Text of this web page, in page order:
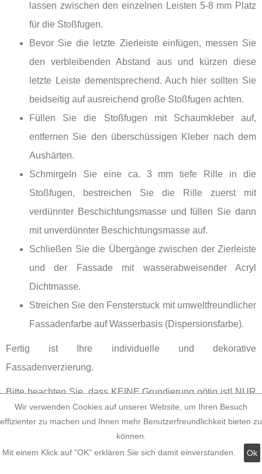
lassen zwischen den einzelnen Leisten 5-8 mm Platz
für die Stoßfugen.
Bevor Sie die letzte Zierleiste einfügen, messen Sie
den verbleibenden Abstand aus und kürzen diese
letzte Leiste dementsprechend. Auch hier sollten Sie
beidseitig auf ausreichend große Stoßfugen achten.
Füllen Sie die Stoßfugen mit Schaumkleber auf,
entfernen Sie den überschüssigen Kleber nach dem
Aushärten.
Schmirgeln Sie eine ca. 3 mm tiefe Rille in die
Stoßfugen, bestreichen Sie die Rille zuerst mit
verdünnter Beschichtungsmasse und füllen Sie dann
mit unverdünnter Beschichtungsmasse auf.
Schließen Sie die Übergänge zwischen der Zierleiste
und der Fassade mit wasserabweisender Acryl
Dichtmasse.
Streichen Sie den Fensterstuck mit umweltfreundlicher
Fassadenfarbe auf Wasserbasis (Dispersionsfarbe).
Fertig ist Ihre individuelle und dekorative
Fassadenverzierung.
Bitte beachten Sie, dass KEINE Grundierung nötig ist! NUR
eine Farbe auf Wasserbasis (sogenannte Dispersionsfarbe)
Wir verwenden Cookies auf unserer Website, um Ihren Besuch
effizienter zu machen und Ihnen mehr Benutzerfreundlichkeit bieten zu
können.
Mit einem Klick auf "OK" erklären Sie sich damit einverstanden.
Ok